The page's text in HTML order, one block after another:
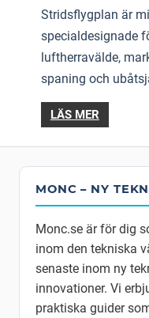
Stridsflygplan är
specialdesignade
luftherravälde,
spaning och
LÄS MER
MONC – NY
Monc.se är för dig
inom den tekniska
senaste inom ny
innovationer. Vi
praktiska guider